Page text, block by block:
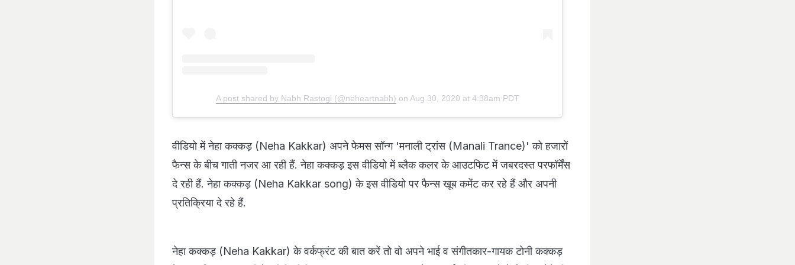
A post shared by Nabh Rastogi (@neheartnabh) on Aug 30, 2020 at 4:38am PDT
वीडियो में नेहा कक्कड़ (Neha Kakkar) अपने फेमस सॉन्ग 'मनाली ट्रांस (Manali Trance)' को हजारों
फैन्स के बीच गाती नजर आ रही हैं. नेहा कक्कड़ इस वीडियो में ब्लैक कलर के आउटफिट में जबरदस्त परफॉर्मेंस
दे रही हैं. नेहा कक्कड़ (Neha Kakkar song) के इस वीडियो पर फैन्स खूब कमेंट कर रहे हैं और अपनी
प्रतिक्रिया दे रहे हैं.
नेहा कक्कड़ (Neha Kakkar) के वर्कफ्रंट की बात करें तो वो अपने भाई व संगीतकार-गायक टोनी कक्कड़